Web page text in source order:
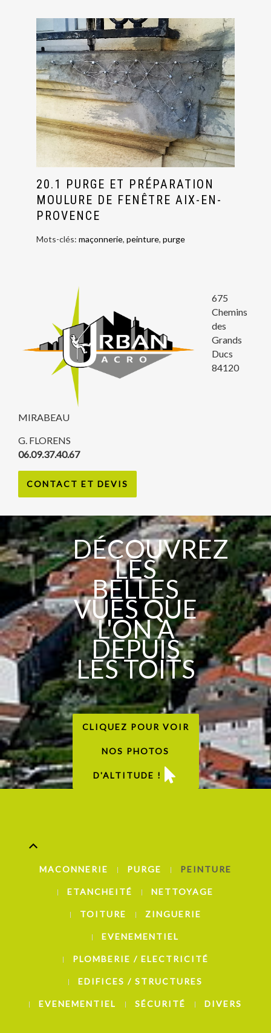
20.1 PURGE ET PRÉPARATION
MOULURE DE FENÊTRE AIX-EN-
PROVENCE
Mots-clés: maçonnerie, peinture, purge
675
Chemins
des
Grands
Ducs
84120
MIRABEAU
G. FLORENS
06.09.37.40.67
CONTACT ET DEVIS
DÉCOUVREZ
LES
BELLES
VUES QUE
L'ON A
DEPUIS
LES TOITS
CLIQUEZ POUR VOIR
NOS PHOTOS
D'ALTITUDE !
MACONNERIE PURGE PEINTURE
ETANCHEITÉ NETTOYAGE
TOITURE ZINGUERIE
EVENEMENTIEL
PLOMBERIE / ELECTRICITÉ
EDIFICES / STRUCTURES
EVENEMENTIEL SÉCURITÉ DIVERS